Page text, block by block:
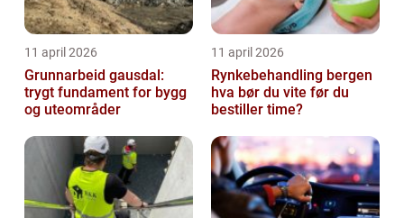
11 april 2026
Grunnarbeid gausdal:
trygt fundament for bygg
og uteområder
11 april 2026
Rynkebehandling bergen
hva bør du vite før du
bestiller time?